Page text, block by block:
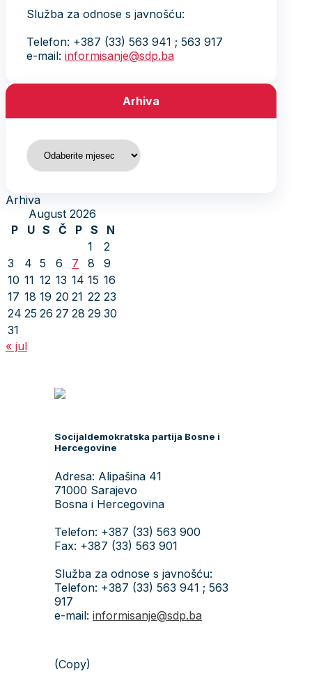
Služba za odnose s javnošću:
Telefon: +387 (33) 563 941 ; 563 917
e-mail: informisanje@sdp.ba
Arhiva
Arhiva
Arhiva
August 2026
P
U S Č P S
N
1
2
3
4 5 6 7 8
9
10 11 12 13 14 15 16
17 18 19 20 21 22 23
24 25 26 27 28 29 30
31
« jul
Socijaldemokratska partija Bosne i
Hercegovine
Adresa: Alipašina 41
71000 Sarajevo
Bosna i Hercegovina
Telefon: +387 (33) 563 900
Fax: +387 (33) 563 901
Služba za odnose s javnošću:
Telefon: +387 (33) 563 941 ; 563
917
e-mail: informisanje@sdp.ba
(Copy)